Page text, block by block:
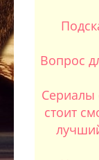
Вопрос
стоит